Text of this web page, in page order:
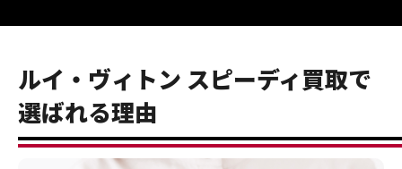
ルイ・ヴィトン スピーディ買取で
選ばれる理由